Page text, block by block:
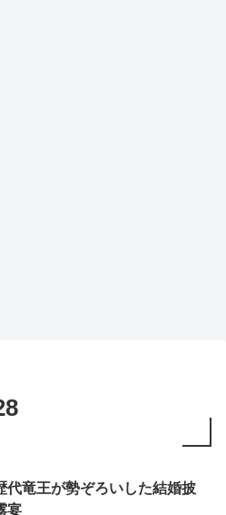
代竜王が勢ぞろいした結婚披
宴